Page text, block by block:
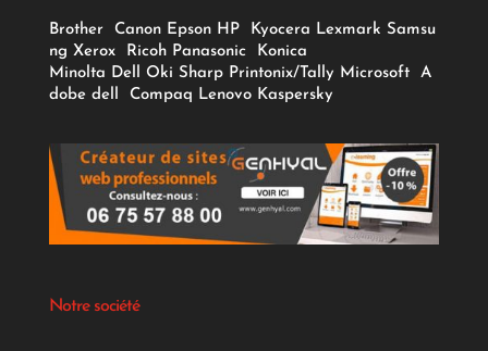
Brother Canon Epson HP Kyocera Lexmark Samsu
ng Xerox Ricoh Panasonic
Konica
Minolta Dell Oki Sharp Printonix/Tally Microsoft
A
dobe dell Compaq Lenovo Kaspersky
Notre société